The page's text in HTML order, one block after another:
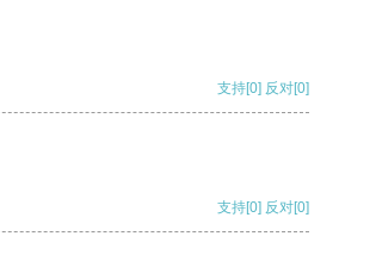
支持[0] 反对[0]
支持[0] 反对[0]